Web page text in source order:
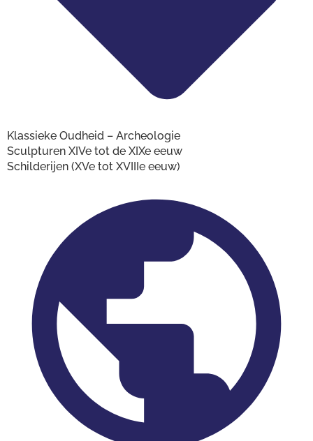
Klassieke Oudheid – Archeologie
Sculpturen XIVe tot de XIXe eeuw
Schilderijen (XVe tot XVIIIe eeuw)